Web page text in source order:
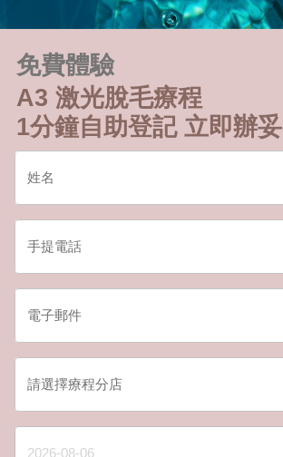
免費體驗
A3 激光脫毛療程
1分鐘自助登記 立即辦妥